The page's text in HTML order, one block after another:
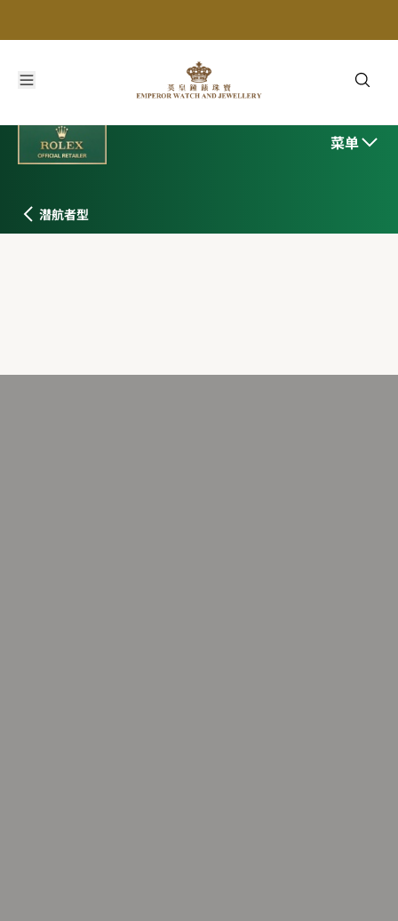
菜单
潜航者型